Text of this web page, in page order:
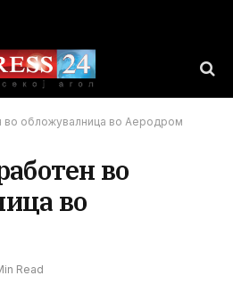
во обложувалница во Аеродром
во
во
Read